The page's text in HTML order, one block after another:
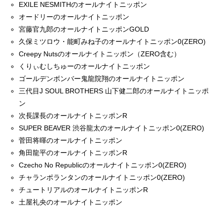
EXILE NESMITHのオールナイトニッポン
オードリーのオールナイトニッポン
宮藤官九郎のオールナイトニッポンGOLD
久保ミツロウ・能町みね子のオールナイトニッポン0(ZERO)
Creepy Nutsのオールナイトニッポン（ZERO含む）
くりぃむしちゅーのオールナイトニッポン
ゴールデンボンバー鬼龍院翔のオールナイトニッポン
三代目J SOUL BROTHERS 山下健二郎のオールナイトニッポ
ン
次長課長のオールナイトニッポンR
SUPER BEAVER 渋谷龍太のオールナイトニッポン0(ZERO)
菅田将暉のオールナイトニッポン
角田龍平のオールナイトニッポンR
Czecho No Republicのオールナイトニッポン0(ZERO)
チャランポランタンのオールナイトニッポン0(ZERO)
チュートリアルのオールナイトニッポンR
土屋礼央のオールナイトニッポン